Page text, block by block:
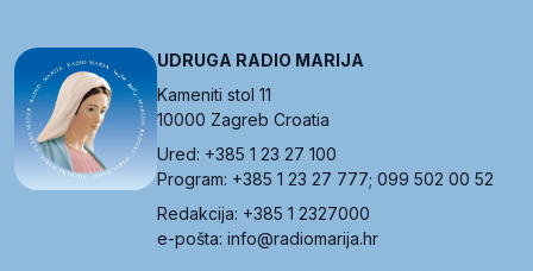
UDRUGA RADIO MARIJA
Kameniti stol 11
10000 Zagreb Croatia
Ured: +385 1 23 27 100
Program: +385 1 23 27 777; 099 502 00 52
Redakcija: +385 1 2327000
e-pošta: info@radiomarija.hr